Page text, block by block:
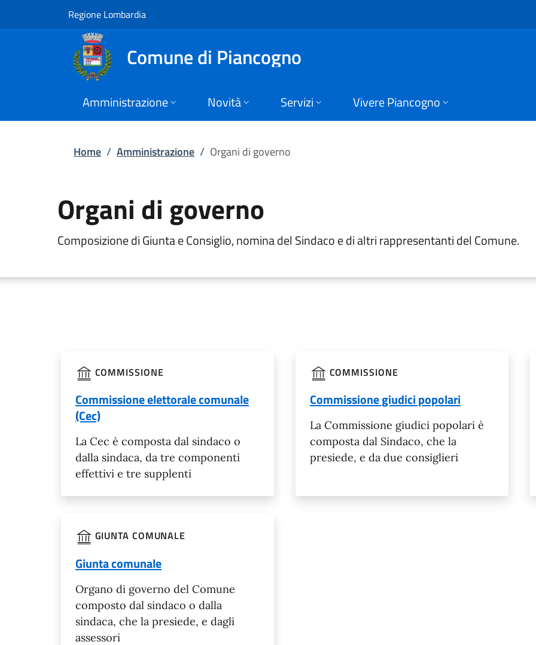
Vai al contenuto principale
Organi di governo | Comune di
Regione Lombardia
Comune di Piancogno
Amministrazione Novità Servizi Vivere Piancogno
Home / Amministrazione / Organi di governo
Organi di governo
Composizione di Giunta e Consiglio, nomina del Sindaco e di altri rappresentanti del Comune.
COMMISSIONE
Commissione elettorale comunale
(Cec)
La Cec è composta dal sindaco o
dalla sindaca, da tre componenti
effettivi e tre supplenti
COMMISSIONE
Commissione giudici popolari
La Commissione giudici popolari è
composta dal Sindaco, che la
presiede, e da due consiglieri
GIUNTA COMUNALE
Giunta comunale
Organo di governo del Comune
composto dal sindaco o dalla
sindaca, che la presiede, e dagli
assessori